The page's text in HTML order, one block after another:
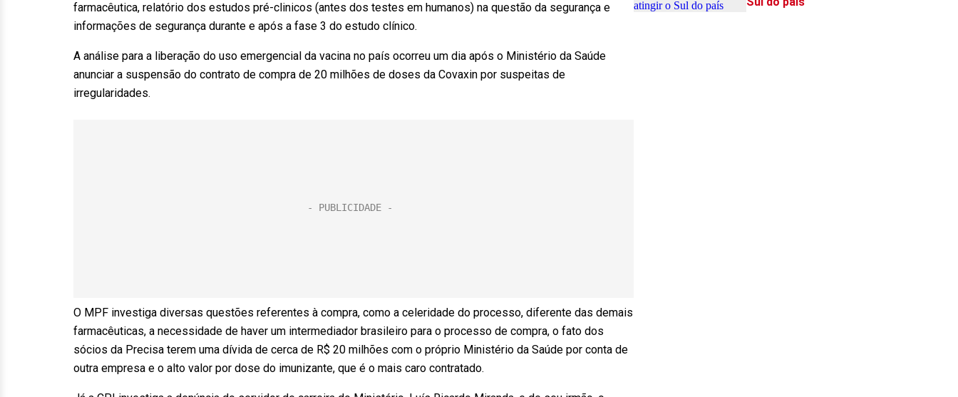
farmacêutica, relatório dos estudos pré-clinicos (antes dos testes em humanos) na questão da segurança e
informações de segurança durante e após a fase 3 do estudo clínico.
A análise para a liberação do uso emergencial da vacina no país ocorreu um dia após o Ministério da Saúde
anunciar a suspensão do contrato de compra de 20 milhões de doses da Covaxin por suspeitas de
irregularidades.
O MPF investiga diversas questões referentes à compra, como a celeridade do processo, diferente das demais
farmacêuticas, a necessidade de haver um intermediador brasileiro para o processo de compra, o fato dos
sócios da Precisa terem uma dívida de cerca de R$ 20 milhões com o próprio Ministério da Saúde por conta de
outra empresa e o alto valor por dose do imunizante, que é o mais caro contratado.